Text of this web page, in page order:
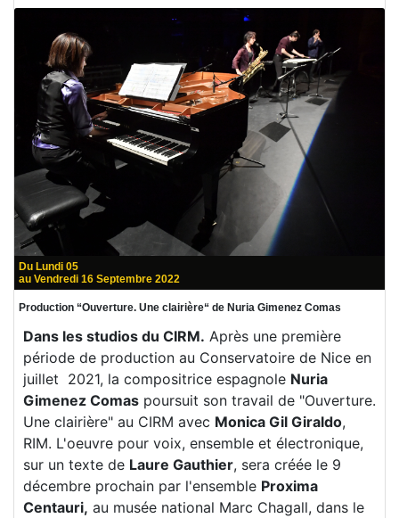
Du Lundi 05
au Vendredi 16 Septembre 2022
Production “Ouverture. Une clairière“ de Nuria Gimenez Comas
Dans les studios du CIRM. Après une première
période de production au Conservatoire de Nice en
juillet 2021, la compositrice espagnole Nuria
Gimenez Comas poursuit son travail de "Ouverture.
Une clairière" au CIRM avec Monica Gil Giraldo,
RIM. L'oeuvre pour voix, ensemble et électronique,
sur un texte de Laure Gauthier, sera créée le 9
décembre prochain par l'ensemble Proxima
Centauri, au musée national Marc Chagall, dans le